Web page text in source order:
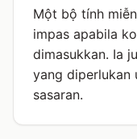
Một bộ tính
impas apabila
dimasukkan. Ia
yang diperlukan
sasaran.